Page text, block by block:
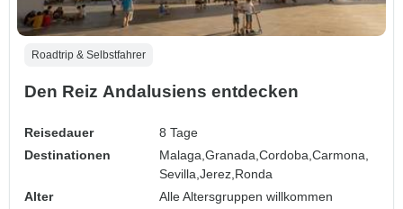
Roadtrip & Selbstfahrer
Den Reiz Andalusiens entdecken
Reisedauer
8 Tage
Destinationen
Malaga,Granada,Cordoba,Carmona,
Sevilla,Jerez, Ronda
Alter
Alle Altersgruppen willkommen